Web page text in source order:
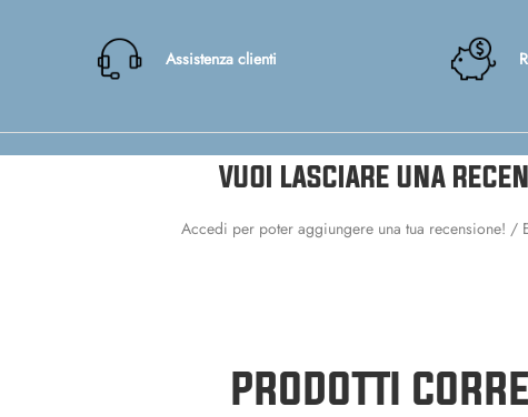
Assistenza clienti
VUOI LASCIARE UNA
Accedi per poter aggiungere una tua recensione! /
PRODOTTI